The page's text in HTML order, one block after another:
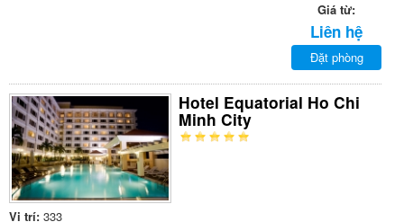
Giá từ:
Liên hệ
Đặt phòng
Hotel Equatorial Ho Chi
Minh City
Vị trí: 333